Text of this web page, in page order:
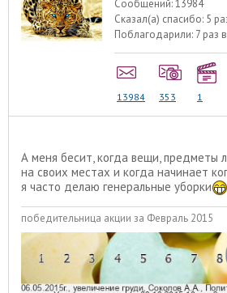
Сообщений:13984
Сказал(а) спасибо: 5
Поблагодарили: 7 раз
13984 353 1
А меня бесит, когда вещи, предметы
на своих местах и когда начинает
я часто делаю генеральные уборки
победительница акции за Февраль 2015